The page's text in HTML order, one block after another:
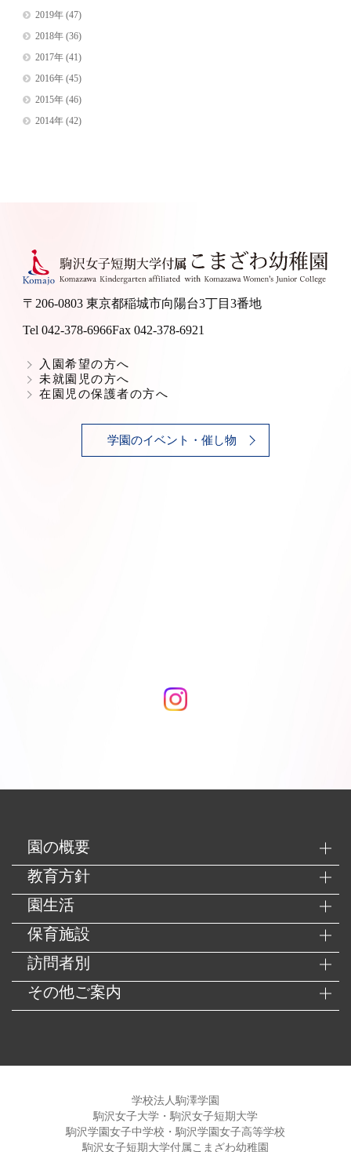
2019年(47)
2018年(36)
2017年(41)
2016年(45)
2015年(46)
2014年(42)
〒206-0803 東京都稲城市向陽台3丁目3番地
Tel 042-378-6966Fax 042-378-6921
入園希望の方へ
未就園児の方へ
在園児の保護者の方へ
学園のイベント・催し物
園の概要
教育方針
園生活
保育施設
訪問者別
その他ご案内
学校法人駒澤学園
駒沢女子大学・駒沢女子短期大学
駒沢学園女子中学校・駒沢学園女子高等学校
駒沢女子短期大学付属こまざわ幼稚園